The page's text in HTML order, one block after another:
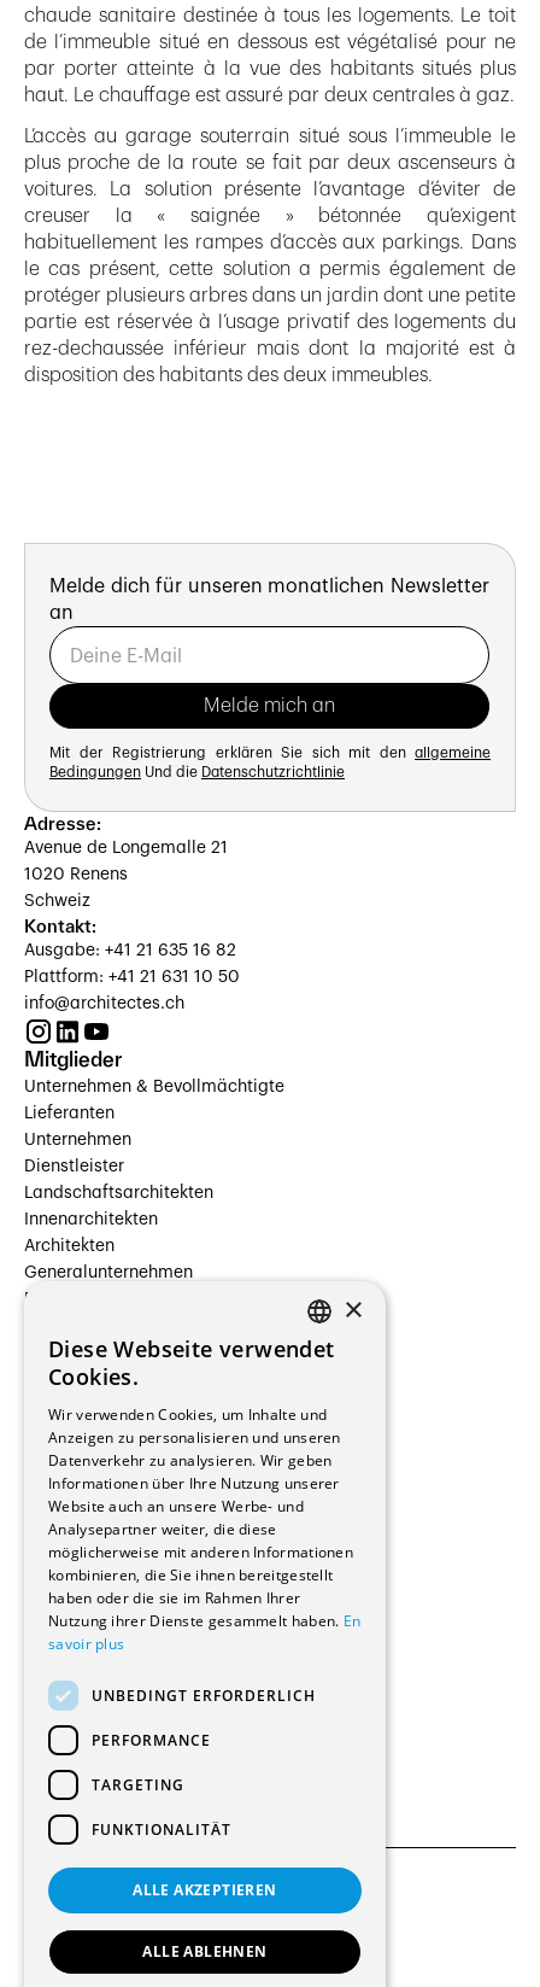
chaude sanitaire destinée à tous les logements. Le toit
de l’immeuble situé en dessous est végétalisé pour ne
par porter atteinte à la vue des habitants situés plus
haut. Le chauffage est assuré par deux centrales à gaz.
L’accès au garage souterrain situé sous l’immeuble le
plus proche de la route se fait par deux ascenseurs à
voitures. La solution présente l’avantage d’éviter de
creuser la « saignée » bétonnée qu’exigent
habituellement les rampes d’accès aux parkings. Dans
le cas présent, cette solution a permis également de
protéger plusieurs arbres dans un jardin dont une petite
partie est réservée à l’usage privatif des logements du
rez-dechaussée inférieur mais dont la majorité est à
disposition des habitants des deux immeubles.
Melde dich für unseren monatlichen Newsletter
an
Mit der Registrierung erklären Sie sich mit den allgemeine
Bedingungen Und die Datenschutzrichtlinie
Adresse:
Avenue de Longemalle 21
1020 Renens
Schweiz
Kontakt:
Ausgabe: +41 21 635 16 82
Plattform: +41 21 631 10 50
info@architectes.ch
Mitglieder
Unternehmen & Bevollmächtigte
Lieferanten
Unternehmen
Dienstleister
Landschaftsarchitekten
Innenarchitekten
Architekten
Generalunternehmen
Beauftragte Unternehmen
Hersteller/Lieferanten
Bauherrschaften
Immobilienverwaltungsgesellschaften
Stockwerkeigentum
Reportagen
Wohnungen
Renovierungen
Innere Umbauten
Gastgewerbe und Tourismus
Verwaltungsgebäude und Geschäfte
Schuleinrichtungen
Medizinische Einrichtungen
Kultur - Sport - Freizeit
Industrie - Handwerk
Transport und Parkplätze
Diverse Bauten
© 2026 Alle Rechte vorbehalten
Allgemeine Bedingungen
FRENCH
×
Diese Webseite verwendet
Cookies.
Wir verwenden Cookies, um Inhalte und
Anzeigen zu personalisieren und unseren
Datenverkehr zu analysieren. Wir geben
Informationen über Ihre Nutzung unserer
Website auch an unsere Werbe- und
Analysepartner weiter, die diese
möglicherweise mit anderen Informationen
kombinieren, die Sie ihnen bereitgestellt
haben oder die sie im Rahmen Ihrer
Nutzung ihrer Dienste gesammelt haben. En
savoir plus
UNBEDINGT ERFORDERLICH
PERFORMANCE
TARGETING
FUNKTIONALITÄT
ALLE AKZEPTIEREN
ALLE ABLEHNEN